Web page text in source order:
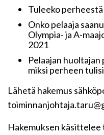
Tuleeko
Onko pelaaja
Olympia- ja A-
2021
Pelaajan
miksi perheen
Lähetä hakemus
Hakemuksen